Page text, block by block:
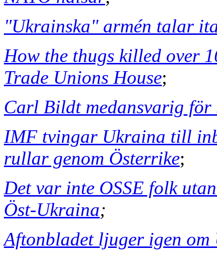
"Ukrainska" armén talar
How the thugs killed over
Trade Unions House;
Carl Bildt medansvarig för
IMF tvingar Ukraina till
rullar genom Österrike;
Det var inte OSSE folk
Öst-Ukraina;
Aftonbladet ljuger igen om